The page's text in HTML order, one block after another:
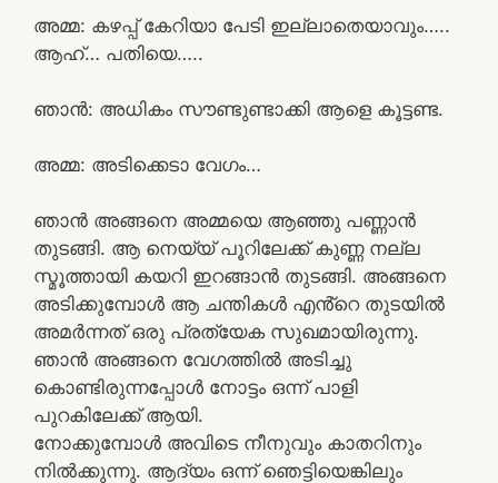
അമ്മ: കഴപ്പ് കേറിയാ പേടി ഇല്ലാതെയാവും…..
ആഹ്… പതിയെ…..
ഞാൻ: അധികം സൗണ്ടുണ്ടാക്കി ആളെ കൂട്ടണ്ട.
അമ്മ: അടിക്കെടാ വേഗം…
ഞാൻ അങ്ങനെ അമ്മയെ ആഞ്ഞു പണ്ണാൻ
തുടങ്ങി. ആ നെയ്യ് പൂറിലേക്ക് കുണ്ണ നല്ല
സ്മൂത്തായി കയറി ഇറങ്ങാൻ തുടങ്ങി. അങ്ങനെ
അടിക്കുമ്പോൾ ആ ചന്തികൾ എൻ്റെ തുടയിൽ
അമർന്നത് ഒരു പ്രത്യേക സുഖമായിരുന്നു.
ഞാൻ അങ്ങനെ വേഗത്തിൽ അടിച്ചു
കൊണ്ടിരുന്നപ്പോൾ നോട്ടം ഒന്ന് പാളി
പുറകിലേക്ക് ആയി.
നോക്കുമ്പോൾ അവിടെ നീനുവും കാതറിനും
നിൽക്കുന്നു. ആദ്യം ഒന്ന് ഞെട്ടിയെങ്കിലും